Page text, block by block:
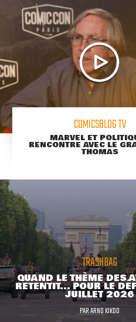
COMICSBLOG TV
MARVEL ET
RENCONTRE AVEC LE
THOMAS
TRASHBAG
QUAND LE THÈME DES
RETENTIT... POUR LE
JUILLET 2026
PARARNO KIKOO